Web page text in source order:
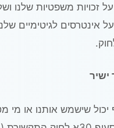
זכויות משפטיות שלנו
אינטרסים לגיטימיים
ישיר
שישמש אותנו או מי